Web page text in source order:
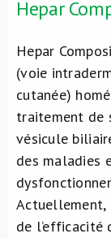
Hepar
Hepar
(voie
cutanée)
traitement de
vésicule
des maladies
Actuellement,
de l’efficacité